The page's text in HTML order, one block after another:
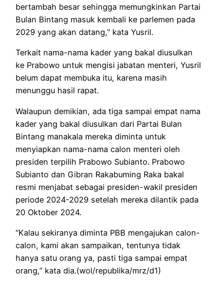
bertambah besar sehingga memungkinkan Partai
Bulan Bintang masuk kembali ke parlemen pada
2029 yang akan datang,” kata Yusril.
Terkait nama-nama kader yang bakal diusulkan
ke Prabowo untuk mengisi jabatan menteri, Yusril
belum dapat membuka itu, karena masih
menunggu hasil rapat.
Walaupun demikian, ada tiga sampai empat nama
kader yang bakal diusulkan dari Partai Bulan
Bintang manakala mereka diminta untuk
menyiapkan nama-nama calon menteri oleh
presiden terpilih Prabowo Subianto. Prabowo
Subianto dan Gibran Rakabuming Raka bakal
resmi menjabat sebagai presiden-wakil presiden
periode 2024-2029 setelah mereka dilantik pada
20 Oktober 2024.
“Kalau sekiranya diminta PBB mengajukan calon-
calon, kami akan sampaikan, tentunya tidak
hanya satu orang ya, pasti tiga sampai empat
orang,” kata dia.(wol/republika/mrz/d1)